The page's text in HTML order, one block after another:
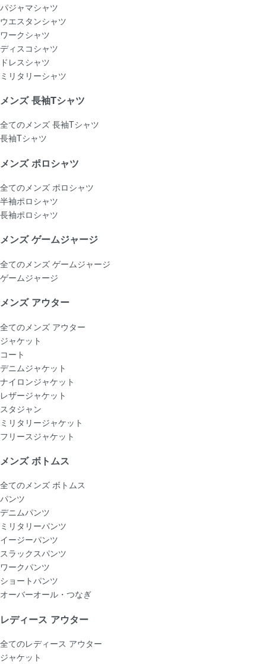
パジャマシャツ
ウエスタンシャツ
ワークシャツ
ディスコシャツ
ドレスシャツ
ミリタリーシャツ
メンズ 長袖Tシャツ
全てのメンズ 長袖Tシャツ
長袖Tシャツ
メンズ ポロシャツ
全てのメンズ ポロシャツ
半袖ポロシャツ
長袖ポロシャツ
メンズ ゲームジャージ
全てのメンズ ゲームジャージ
ゲームジャージ
メンズ アウター
全てのメンズ アウター
ジャケット
コート
デニムジャケット
ナイロンジャケット
レザージャケット
スタジャン
ミリタリージャケット
フリースジャケット
メンズ ボトムス
全てのメンズ ボトムス
パンツ
デニムパンツ
ミリタリーパンツ
イージーパンツ
スラックスパンツ
ワークパンツ
ショートパンツ
オーバーオール・つなぎ
レディース アウター
全てのレディース アウター
ジャケット